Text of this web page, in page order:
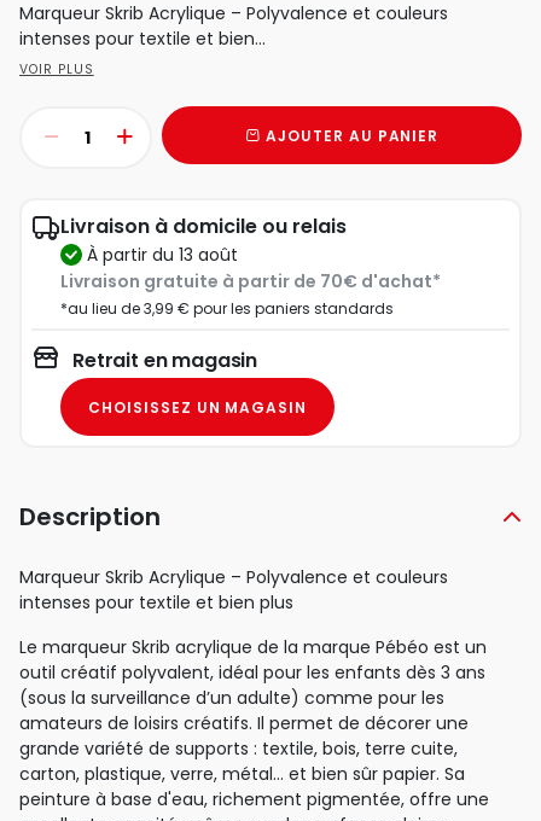
Marqueur Skrib Acrylique – Polyvalence et couleurs
intenses pour textile et bien...
VOIR PLUS
AJOUTER AU PANIER
Livraison à domicile ou relais
à partir du 13 août
Livraison gratuite à partir de 70€ d'achat*
*au lieu de 3,99 € pour les paniers standards
Retrait en magasin
CHOISISSEZ UN MAGASIN
Description
Marqueur Skrib Acrylique – Polyvalence et couleurs
intenses pour textile et bien plus
Le marqueur Skrib acrylique de la marque Pébéo est un
outil créatif polyvalent, idéal pour les enfants dès 3 ans
(sous la surveillance d’un adulte) comme pour les
amateurs de loisirs créatifs. Il permet de décorer une
grande variété de supports : textile, bois, terre cuite,
carton, plastique, verre, métal... et bien sûr papier. Sa
peinture à base d'eau, richement pigmentée, offre une